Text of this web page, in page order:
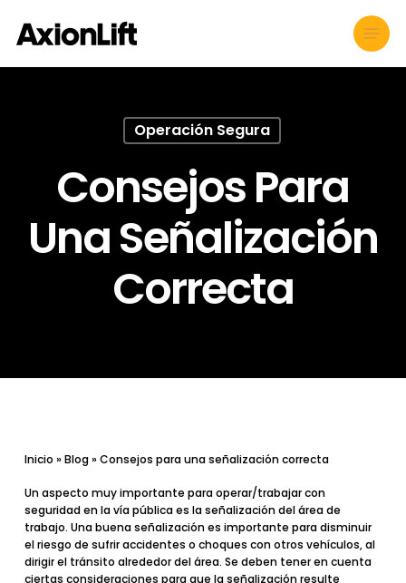
main
Menu
Operación Segura
Consejos Para
Una Señalización
Correcta
Inicio »Blog»Consejos para una señalización correcta
Un aspecto muy importante para operar/trabajar con
seguridad en la vía pública es la señalización del área de
trabajo. Una buena señalización es importante paradisminuir
el riesgo de sufrir accidentes o choques con otros vehículos, al
dirigir el tránsito alrededor del área. Se deben tener en cuenta
ciertas consideraciones para que la señalización resulte